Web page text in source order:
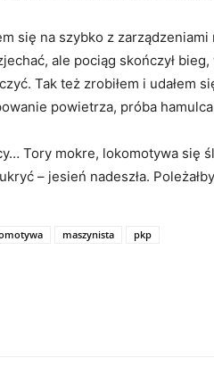
się na szybko z
ale pociąg skończył
Tak też zrobiłem i
powietrza, próba
Tory mokre, lokomotywa się
– jesień nadeszła.
maszynista pkp